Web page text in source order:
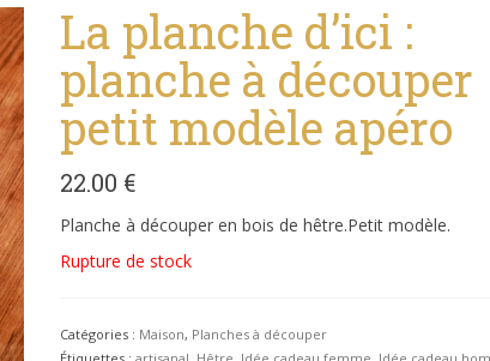
La planche d’ici :
planche à découper
petit modèle apéro
22.00 €
Planche à découper en bois de hêtre.Petit modèle.
Rupture de stock
Catégories : Maison, Planches à découper